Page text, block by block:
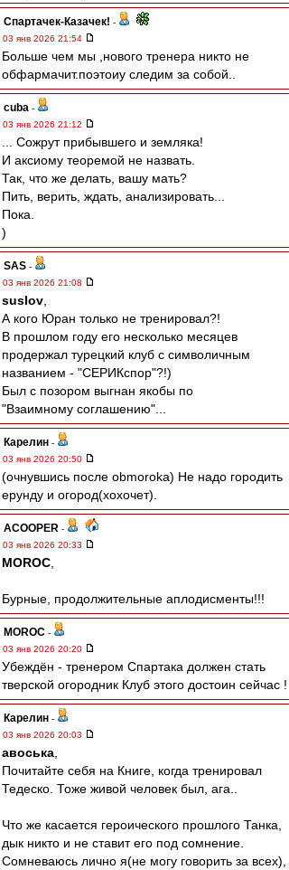
Спартачек-Казачек! -
03 янв 2026 21:54
Больше чем мы ,нового тренера никто не
обфармачит.поэтоиу следим за собой..
cuba -
03 янв 2026 21:12
... Сожрут прибывшего и земляка!
И аксиому теоремой не назвать.
Так, что же делать, вашу мать?
Пить, верить, ждать, анализировать...
Пока.
)
SAS -
03 янв 2026 21:08
suslov
А кого Юран только не тренировал?!
В прошлом году его несколько месяцев
продержал турецкий клуб с символичным
названием - "СЕРИКспор"?!)
Был с позором выгнан якобы по
"Взаимному соглашению"...
Карелин -
03 янв 2026 20:50
(очнувшись после obmoroka) Не надо городить
ерунду и огород(хохочет).
ACOOPER -
03 янв 2026 20:33
MOROC
Бурные, продолжительные аплодисменты!!!
MOROC -
03 янв 2026 20:20
Убеждён - тренером Спартака должен стать
тверской огородник Клуб этого достоин сейчас !
Карелин -
03 янв 2026 20:03
авоська
Почитайте себя на Книге, когда тренировал
Тедеско. Тоже живой человек был, ага..
Что же касается героического прошлого Танка,
дык никто и не ставит его под сомнение.
Сомневаюсь лично я(не могу говорить за всех),